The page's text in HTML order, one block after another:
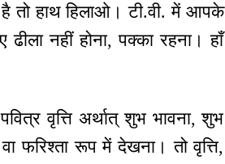
है तो हाथ हिलाओ। टी.वी. में आपके
नहीं होना, पक्का रहना। हाँ
वृत्ति अर्थात् शुभ भावना, शुभ
फरिश्ता रूप में देखना। तो वृत्ति,